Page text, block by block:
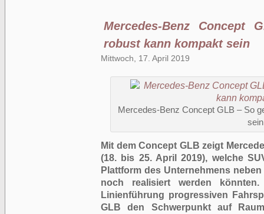
Mercedes-Benz Concept
robust kann kompakt sein
Mittwoch, 17. April 2019
Mercedes-Benz Concept GLB – So
sein
Mit dem Concept GLB zeigt
(18. bis 25. April 2019), welche
Plattform des Unternehmens
noch realisiert werden
Linienführung progressiven
GLB den Schwerpunkt auf